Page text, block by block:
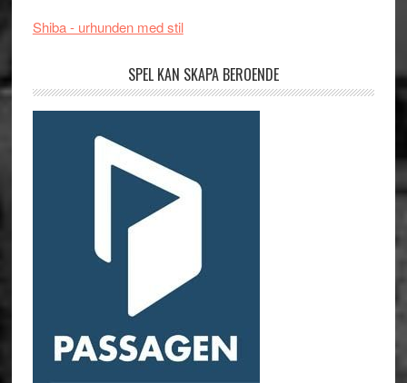
Shiba - urhunden med stil
SPEL KAN SKAPA BEROENDE